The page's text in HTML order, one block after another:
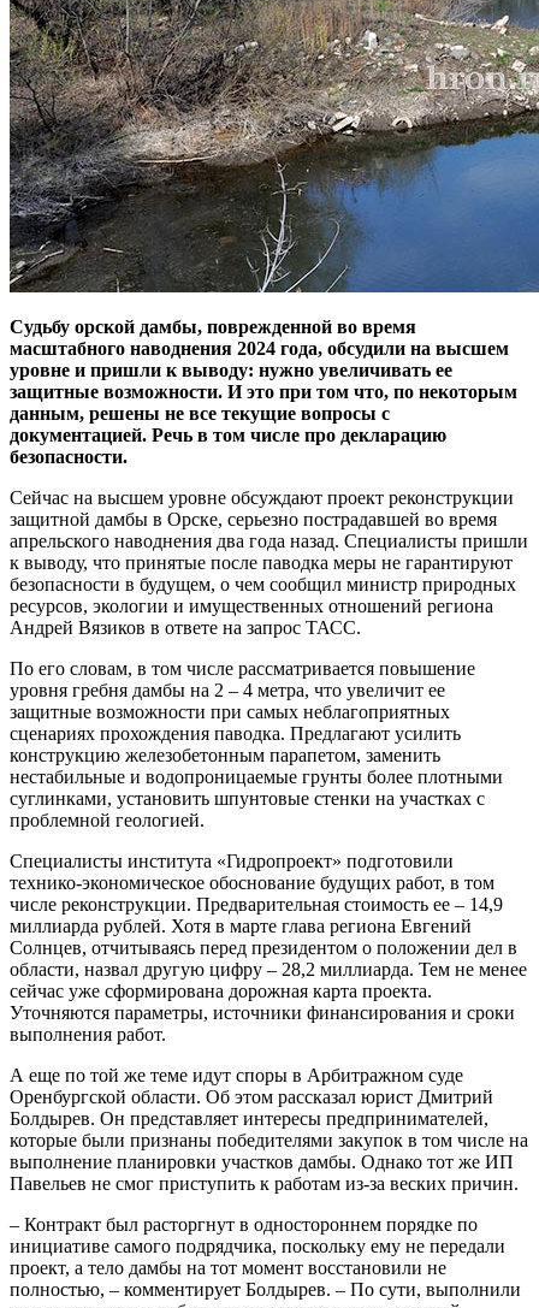
Судьбу орской дамбы, поврежденной во время
масштабного наводнения 2024 года, обсудили на высшем
уровне и пришли к выводу: нужно увеличивать ее
защитные возможности. И это при том что, по некоторым
данным, решены не все текущие вопросы с
документацией. Речь в том числе про декларацию
безопасности.
Сейчас на высшем уровне обсуждают проект реконструкции
защитной дамбы в Орске, серьезно пострадавшей во время
апрельского наводнения два года назад. Специалисты пришли
к выводу, что принятые после паводка меры не гарантируют
безопасности в будущем, о чем сообщил министр природных
ресурсов, экологии и имущественных отношений региона
Андрей Вязиков в ответе на запрос ТАСС.
По его словам, в том числе рассматривается повышение
уровня гребня дамбы на 2 – 4 метра, что увеличит ее
защитные возможности при самых неблагоприятных
сценариях прохождения паводка. Предлагают усилить
конструкцию железобетонным парапетом, заменить
нестабильные и водопроницаемые грунты более плотными
суглинками, установить шпунтовые стенки на участках с
проблемной геологией.
Специалисты института «Гидропроект» подготовили
технико-экономическое обоснование будущих работ, в том
числе реконструкции. Предварительная стоимость ее – 14,9
миллиарда рублей. Хотя в марте глава региона Евгений
Солнцев, отчитываясь перед президентом о положении дел в
области, назвал другую цифру – 28,2 миллиарда. Тем не менее
сейчас уже сформирована дорожная карта проекта.
Уточняются параметры, источники финансирования и сроки
выполнения работ.
А еще по той же теме идут споры в Арбитражном суде
Оренбургской области. Об этом рассказал юрист Дмитрий
Болдырев. Он представляет интересы предпринимателей,
которые были признаны победителями закупок в том числе на
выполнение планировки участков дамбы. Однако тот же ИП
Павельев не смог приступить к работам из-за веских причин.
– Контракт был расторгнут в одностороннем порядке по
инициативе самого подрядчика, поскольку ему не передали
проект, а тело дамбы на тот момент восстановили не
полностью, – комментирует Болдырев. – По сути, выполнили